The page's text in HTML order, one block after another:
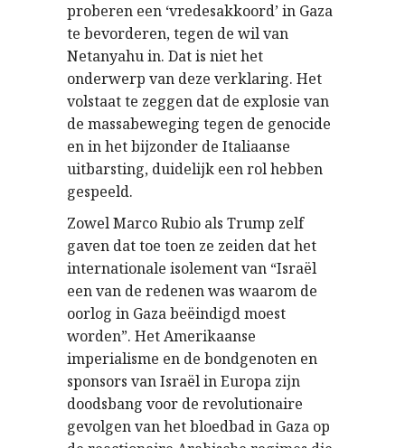
proberen een ‘vredesakkoord’ in Gaza
te bevorderen, tegen de wil van
Netanyahu in. Dat is niet het
onderwerp van deze verklaring. Het
volstaat te zeggen dat de explosie van
de massabeweging tegen de genocide
en in het bijzonder de Italiaanse
uitbarsting, duidelijk een rol hebben
gespeeld.
Zowel Marco Rubio als Trump zelf
gaven dat toe toen ze zeiden dat het
internationale isolement van “Israël
een van de redenen was waarom de
oorlog in Gaza beëindigd moest
worden”. Het Amerikaanse
imperialisme en de bondgenoten en
sponsors van Israël in Europa zijn
doodsbang voor de revolutionaire
gevolgen van het bloedbad in Gaza op